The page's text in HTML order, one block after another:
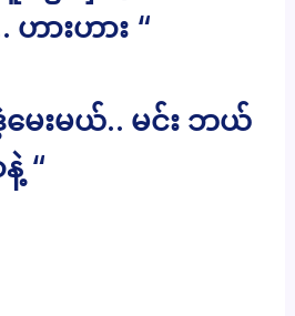
ားဟား “
ဒဲ့မေးမယ်.. မင်း ဘယ်
“